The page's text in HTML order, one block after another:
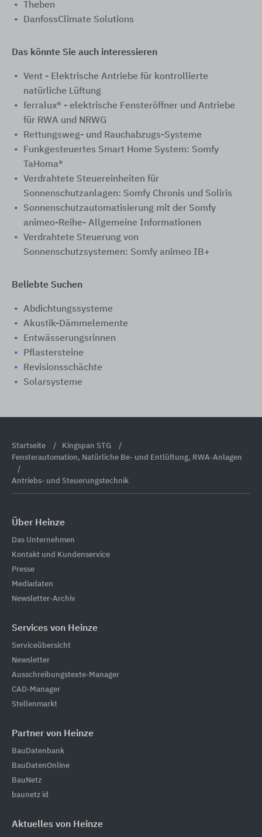
Theben
DanfossClimate Solutions
Das könnte Sie auch interessieren
Vent - Elektrische Antriebe für kontrollierte
natürliche Lüftung
ferralux® - elektrische Fensteröffner und Antriebe
für RWA und NRWG
Rettungsweg- und Rauchabzugs-Systeme
Funkgesteuertes Smart Home System: Somfy
TaHoma®
Verdrahtete Steuereinheiten für
Sonnenschutzanlagen: Somfy Chronis und Soliris
Sonnenschutzautomatisierung mit der Somfy
animeo-Reihe- Allgemeine Informationen
Verdrahtete Steuerung von
Sonnenschutzsystemen: Somfy animeo IB+
Beliebte Suchen
Abdichtungssysteme
Akustik-Dämmelemente
Entwässerungsrinnen
Pflastersteine
Revisionsschächte
Solarsysteme
Startseite
Kingspan STG
Fensterautomation, Natürliche Be- und Entlüftung, RWA-Anlagen
Antriebs- und Steuerungstechnik
Über Heinze
Das Unternehmen
Kontakt und Kundenservice
Presse
Mediadaten
Newsletter-Archiv
Services von Heinze
Serviceübersicht
Newsletter
Ausschreibungstexte-Manager
CAD-Manager
Stellenmarkt
Partner von Heinze
BauDatenbank
BauDatenOnline
BauNetz
baunetz id
Aktuelles von Heinze